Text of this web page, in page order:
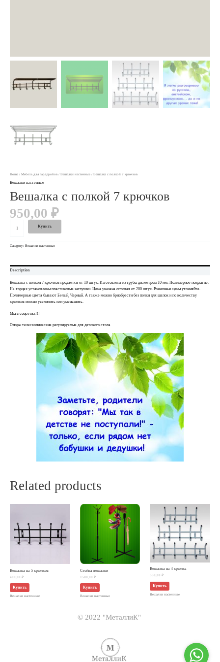
Home / Мебель для гардеробов / Вешалки настенные / Вешалка с полкой 7 крючков
Вешалки настенные
Вешалка с полкой 7 крючков
950,00 ₽
Купить
Category: Вешалки настенные
Description
Вешалка с полкой 7 крючков продается от 10 штук. Изготовлена из трубы диаметром 10 мм. Полимерное покрытие.
На торцах установлены пластиковые заглушки. Цена указана оптовая от 200 штук. Розничные цены уточняйте.
Полимерные цвета бывают Белый, Черный. А также можно бриобрести без полки для шапок и по количеству
крючков можно увеличить или уменьшить.
Мы в соцсетях!!!
Опоры телескопические регулируемые для детского стола
Related products
Вешалка на 5 крючков
400,00 ₽
Купить
Вешалки настенные
Стойка вешалки
1500,00 ₽
Купить
Вешалки настенные
Вешалка на 4 крючка
350,00₽
Купить
Вешалки настенные
© 2022 "МеталлиК"